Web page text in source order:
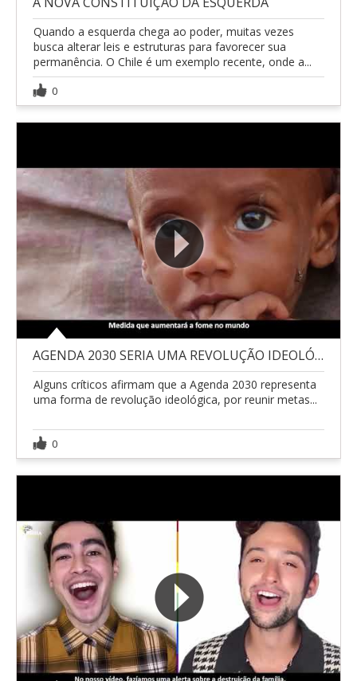
Quando a esquerda chega ao poder, muitas vezes
busca alterar leis e estruturas para favorecer sua
permanência. O Chile é um exemplo recente, onde a...
0
AGENDA 2030 SERIA UMA REVOLUÇÃO IDEOLÓGICA
Alguns críticos afirmam que a Agenda 2030 representa
uma forma de revolução ideológica, por reunir metas...
0